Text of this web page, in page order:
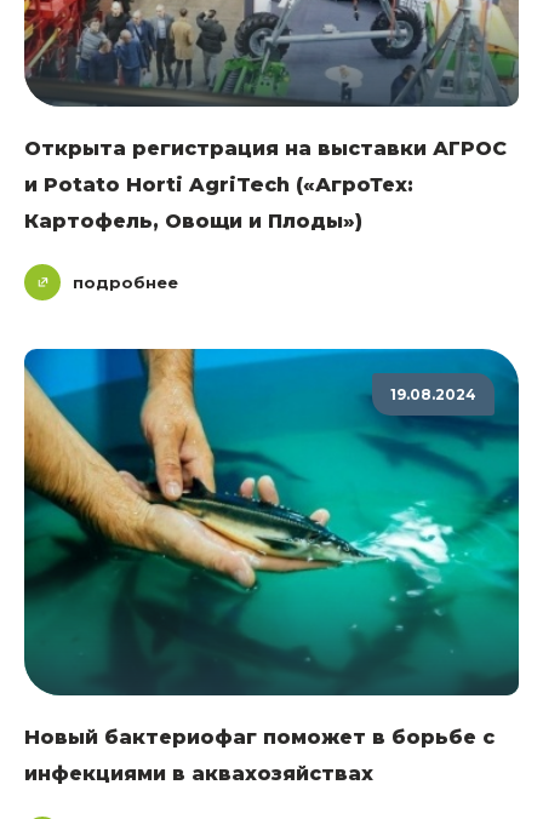
Открыта регистрация на выставки АГРОС
и Potato Horti AgriTech («АгроТех:
Картофель, Овощи и Плоды»)
подробнее
19.08.2024
Новый бактериофаг поможет в борьбе с
инфекциями в аквахозяйствах